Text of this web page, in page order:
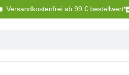
Versandkostenfrei ab 99 € bestellwert*